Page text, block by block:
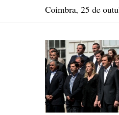
Coimbra, 25 de